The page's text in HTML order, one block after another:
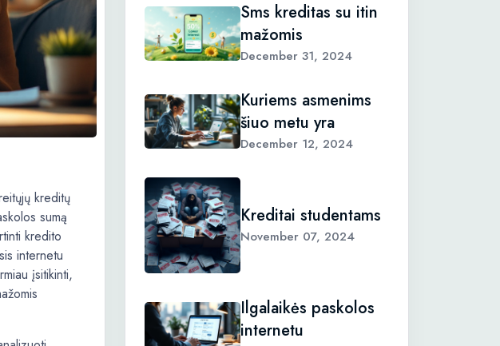
kreditų
sumą
kredito
internetu
įsitikinti,
Sms kreditas su itin
mažomis
December 31, 2024
Kuriems asmenims
šiuo metu yra
December 12, 2024
Kreditai studentams
November 07, 2024
Ilgalaikės paskolos
internetu